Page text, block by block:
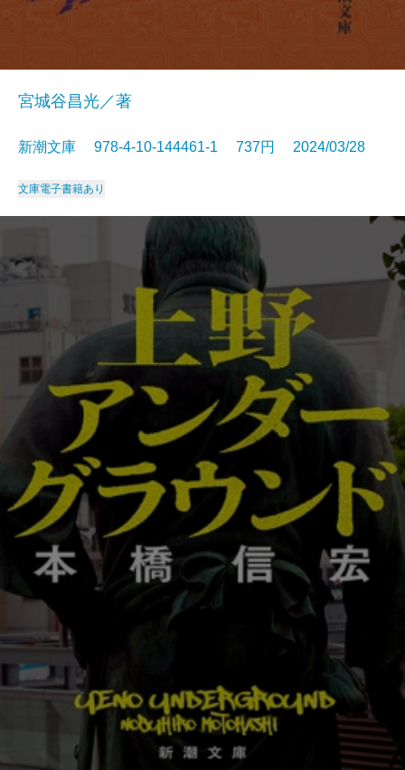
宮城谷昌光／著
新潮文庫 978-4-10-144461-1 737円 2024/03/28
文庫電子書籍あり